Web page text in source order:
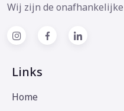
Wij zijn de
Links
Home